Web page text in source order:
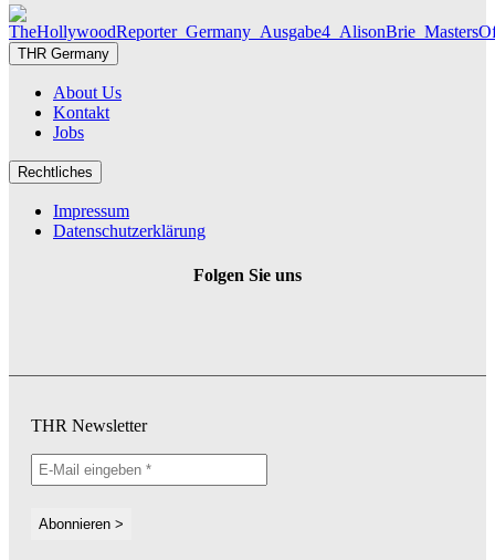
THR Germany
About Us
Kontakt
Jobs
Rechtliches
Impressum
Datenschutzerklärung
Folgen Sie uns
THR Newsletter